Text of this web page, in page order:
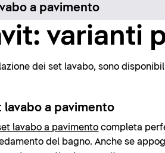
a pavimento
varianti
dei set lavabo, sono
lavabo a pavimento
lavabo a pavimento completa
del bagno. Anche se